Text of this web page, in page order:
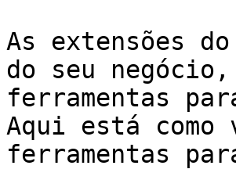
As extensões
do seu
ferramentas
Aqui está
ferramentas